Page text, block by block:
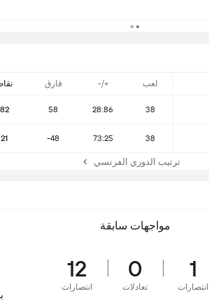
لعب +/- فارق
38
28:86
58
82
38
73:25
-48
21
ترتيب الدوري الفرنسي
مواجهات سابقة
1
انتصارات
0
تعادلات
12
انتصارات